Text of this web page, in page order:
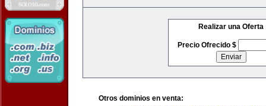
Realizar una Oferta
Precio Ofrecido $
Otros dominios en venta: